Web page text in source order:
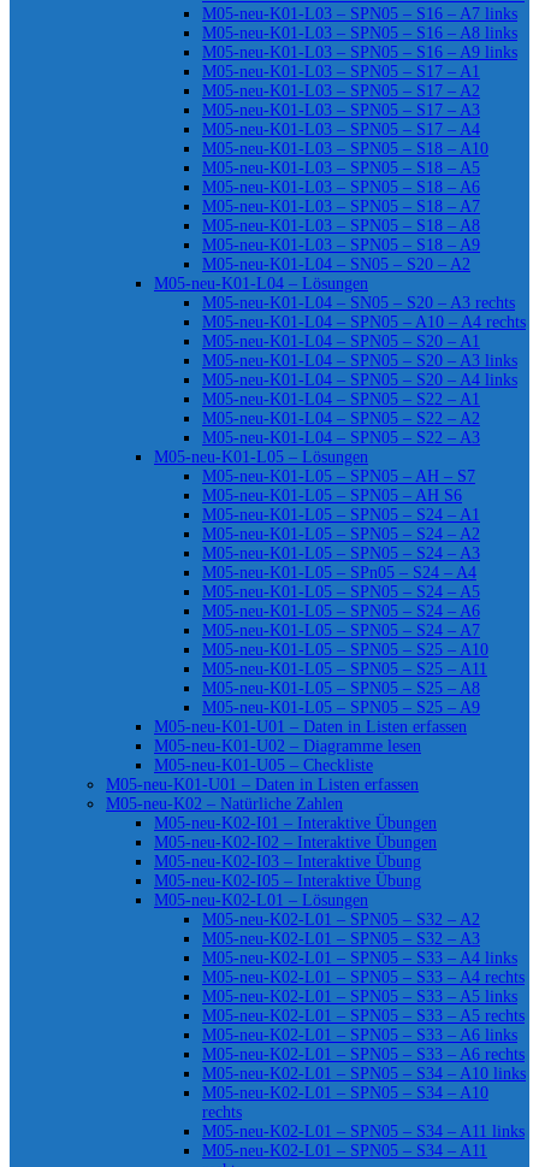
M05-neu-K01-L03 – SPN05 – S16 – A7 links
M05-neu-K01-L03 – SPN05 – S16 – A8 links
M05-neu-K01-L03 – SPN05 – S16 – A9 links
M05-neu-K01-L03 – SPN05 – S17 – A1
M05-neu-K01-L03 – SPN05 – S17 – A2
M05-neu-K01-L03 – SPN05 – S17 – A3
M05-neu-K01-L03 – SPN05 – S17 – A4
M05-neu-K01-L03 – SPN05 – S18 – A10
M05-neu-K01-L03 – SPN05 – S18 – A5
M05-neu-K01-L03 – SPN05 – S18 – A6
M05-neu-K01-L03 – SPN05 – S18 – A7
M05-neu-K01-L03 – SPN05 – S18 – A8
M05-neu-K01-L03 – SPN05 – S18 – A9
M05-neu-K01-L04 – SN05 – S20 – A2
M05-neu-K01-L04 – Lösungen
M05-neu-K01-L04 – SN05 – S20 – A3 rechts
M05-neu-K01-L04 – SPN05 – A10 – A4 rechts
M05-neu-K01-L04 – SPN05 – S20 – A1
M05-neu-K01-L04 – SPN05 – S20 – A3 links
M05-neu-K01-L04 – SPN05 – S20 – A4 links
M05-neu-K01-L04 – SPN05 – S22 – A1
M05-neu-K01-L04 – SPN05 – S22 – A2
M05-neu-K01-L04 – SPN05 – S22 – A3
M05-neu-K01-L05 – Lösungen
M05-neu-K01-L05 – SPN05 – AH – S7
M05-neu-K01-L05 – SPN05 – AH S6
M05-neu-K01-L05 – SPN05 – S24 – A1
M05-neu-K01-L05 – SPN05 – S24 – A2
M05-neu-K01-L05 – SPN05 – S24 – A3
M05-neu-K01-L05 – SPn05 – S24 – A4
M05-neu-K01-L05 – SPN05 – S24 – A5
M05-neu-K01-L05 – SPN05 – S24 – A6
M05-neu-K01-L05 – SPN05 – S24 – A7
M05-neu-K01-L05 – SPN05 – S25 – A10
M05-neu-K01-L05 – SPN05 – S25 – A11
M05-neu-K01-L05 – SPN05 – S25 – A8
M05-neu-K01-L05 – SPN05 – S25 – A9
M05-neu-K01-U01 – Daten in Listen erfassen
M05-neu-K01-U02 – Diagramme lesen
M05-neu-K01-U05 – Checkliste
M05-neu-K01-U01 – Daten in Listen erfassen
M05-neu-K02 – Natürliche Zahlen
M05-neu-K02-I01 – Interaktive Übungen
M05-neu-K02-I02 – Interaktive Übungen
M05-neu-K02-I03 – Interaktive Übung
M05-neu-K02-I05 – Interaktive Übung
M05-neu-K02-L01 – Lösungen
M05-neu-K02-L01 – SPN05 – S32 – A2
M05-neu-K02-L01 – SPN05 – S32 – A3
M05-neu-K02-L01 – SPN05 – S33 – A4 links
M05-neu-K02-L01 – SPN05 – S33 – A4 rechts
M05-neu-K02-L01 – SPN05 – S33 – A5 links
M05-neu-K02-L01 – SPN05 – S33 – A5 rechts
M05-neu-K02-L01 – SPN05 – S33 – A6 links
M05-neu-K02-L01 – SPN05 – S33 – A6 rechts
M05-neu-K02-L01 – SPN05 – S34 – A10 links
M05-neu-K02-L01 – SPN05 – S34 – A10
rechts
M05-neu-K02-L01 – SPN05 – S34 – A11 links
M05-neu-K02-L01 – SPN05 – S34 – A11